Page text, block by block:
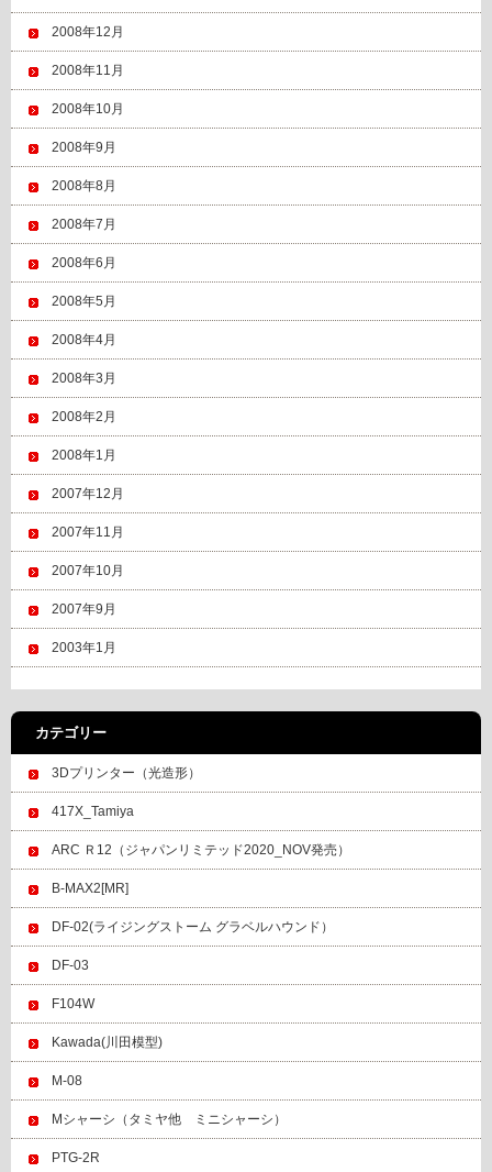
2008年12月
2008年11月
2008年10月
2008年9月
2008年8月
2008年7月
2008年6月
2008年5月
2008年4月
2008年3月
2008年2月
2008年1月
2007年12月
2007年11月
2007年10月
2007年9月
2003年1月
カテゴリー
3Dプリンター（光造形）
417X_Tamiya
ARC Ｒ12（ジャパンリミテッド2020_NOV発売）
B-MAX2[MR]
DF-02(ライジングストーム グラベルハウンド）
DF-03
F104W
Kawada(川田模型)
M-08
Mシャーシ（タミヤ他 ミニシャーシ）
PTG-2R